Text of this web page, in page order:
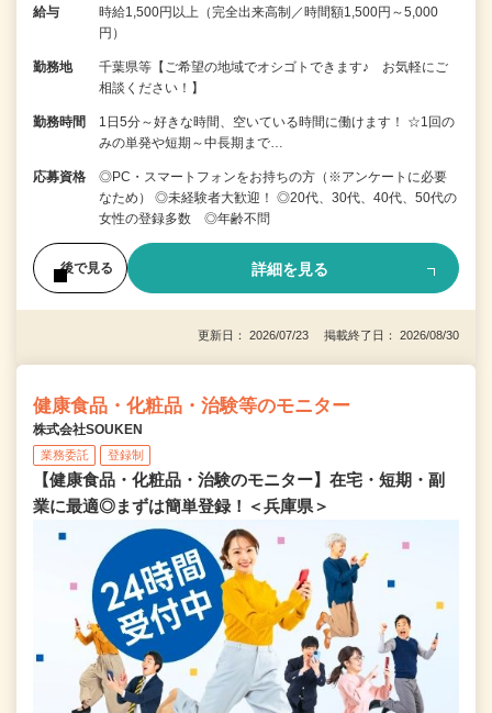
給与
時給1,500円以上（完全出来高制／時間額1,500円～5,000
円）
勤務地
千葉県等【ご希望の地域でオシゴトできます♪ お気軽にご
相談ください！】
勤務時間
1日5分～好きな時間、空いている時間に働けます！ ☆1回の
みの単発や短期～中長期まで…
応募資格
◎PC・スマートフォンをお持ちの方（※アンケートに必要
なため） ◎未経験者大歓迎！ ◎20代、30代、40代、50代の
女性の登録多数 ◎年齢不問
後で見る 詳細を見る
更新日： 2026/07/23 掲載終了日： 2026/08/30
健康食品・化粧品・治験等のモニター
株式会社SOUKEN
業務委託 登録制
【健康食品・化粧品・治験のモニター】在宅・短期・副
業に最適◎まずは簡単登録！＜兵庫県＞